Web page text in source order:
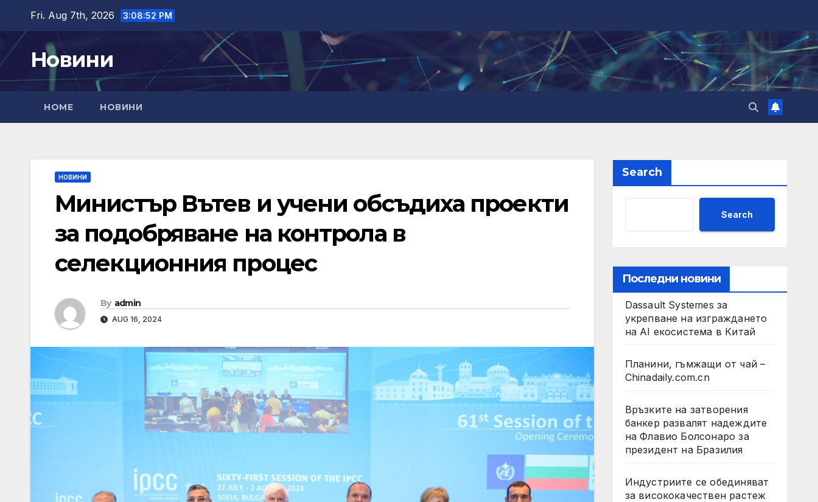
content
Fri. Aug 7th, 2026 3:08:53 PM
Новини
HOME НОВИНИ
НОВИНИ
Министър Вътев и учени обсъдиха проекти
за подобряване на контрола в
селекционния процес
By admin
AUG 16, 2024
Search
Search
Последни новини
Dassault Systemes за
укрепване на изграждането
на AI екосистема в Китай
Планини, гъмжащи от чай –
Chinadaily.com.cn
Връзките на затворения
банкер развалят надеждите
на Флавио Болсонаро за
президент на Бразилия
Индустриите се обединяват
за висококачествен растеж